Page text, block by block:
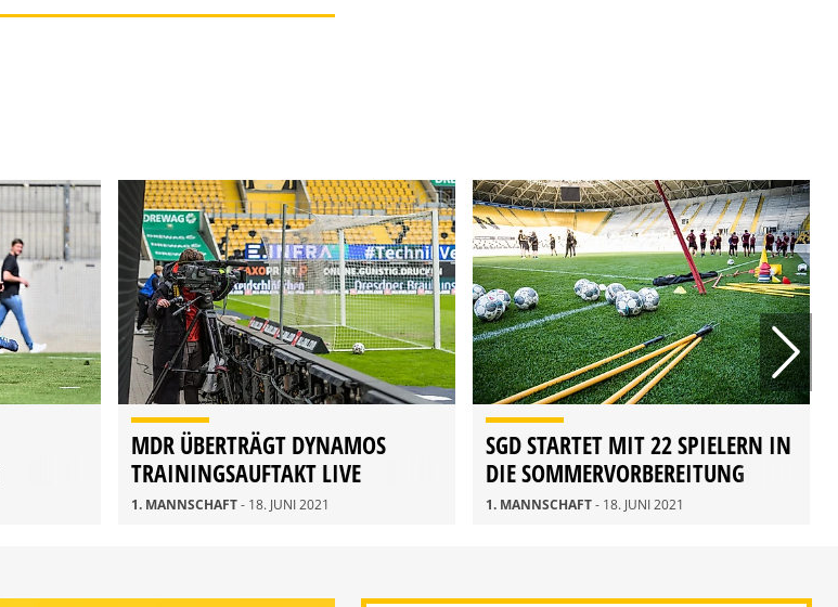
MDR ÜBERTRÄGT DYNAMOS
TRAININGSAUFTAKT LIVE
1. MANNSCHAFT- 18. JUNI 2021
SGD STARTET MIT 22 SPIELERN IN
DIE SOMMERVORBEREITUNG
1. MANNSCHAFT- 18. JUNI 2021